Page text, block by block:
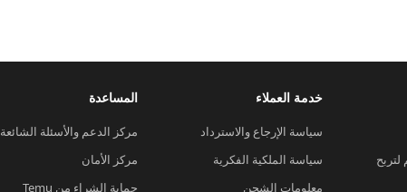
خدمة العملاء
سياسة الإرجاع والاسترداد
سياسة الملكية الفكرية
معلومات الشحن
المساعدة
مركز الدعم والأسئلة الشائعة
مركز الأمان
حماية الشراء من Temu